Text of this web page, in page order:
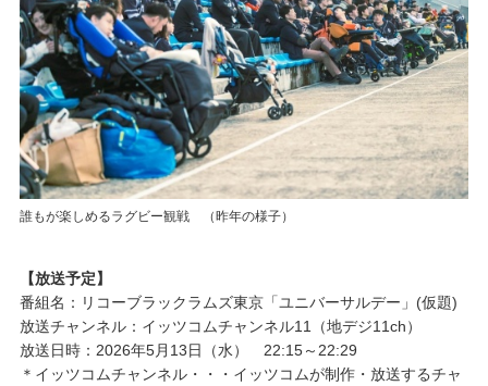
誰もが楽しめるラグビー観戦 （昨年の様子）
【放送予定】
番組名：リコーブラックラムズ東京「ユニバーサルデー」(仮題)
放送チャンネル：イッツコムチャンネル11（地デジ11ch）
放送日時：2026年5月13日（水） 22:15～22:29
＊イッツコムチャンネル・・・イッツコムが制作・放送するチャ